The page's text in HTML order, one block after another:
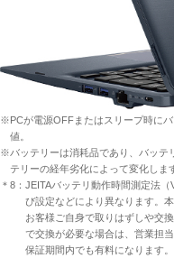
※PCが電源OFFまたはスリープ時に
値。
※バッテリーは消耗品であり、バッテ
テリーの経年劣化によって変化しま
＊8：JEITAバッテリ動作時間測定法
び設定などにより異なります。
お客様ご自身で取りはずしや交
で交換が必要な場合は、営業担
保証期間内でも有料になります。